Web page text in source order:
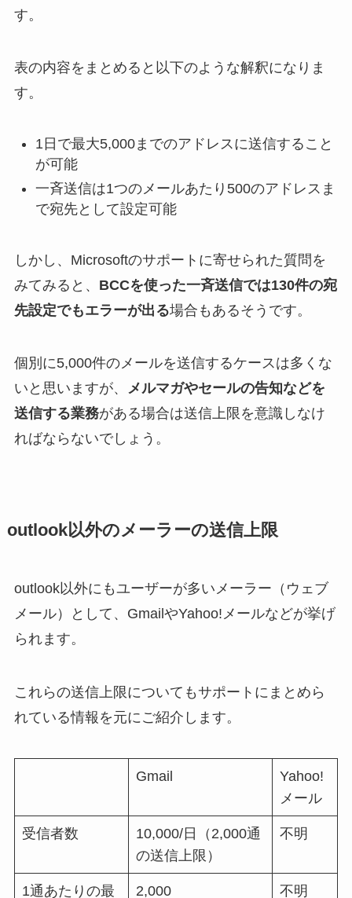
す。
表の内容をまとめると以下のような解釈になりま
す。
1日で最大5,000までのアドレスに送信すること
が可能
一斉送信は1つのメールあたり500のアドレスま
で宛先として設定可能
しかし、Microsoftのサポートに寄せられた質問を
みてみると、 BCCを使った一斉送信では130件の宛
先設定でもエラーが出る場合もあるそうです。
個別に5,000件のメールを送信するケースは多くな
いと思いますが、 メルマガやセールの告知などを
送信する業務がある場合は送信上限を意識しなけ
ればならないでしょう。
outlook以外のメーラーの送信上限
outlook以外にもユーザーが多いメーラー（ウェブ
メール）として、GmailやYahoo!メールなどが挙げ
られます。
これらの送信上限についてもサポートにまとめら
れている情報を元にご紹介します。
Gmail
Yahoo!
メール
受信者数
10,000/日（2,000通
の送信上限）
不明
1通あたりの最 2,000 不明